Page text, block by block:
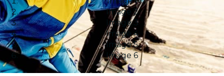
Image 2
Image 3
Image 4
Image 5
Image 6